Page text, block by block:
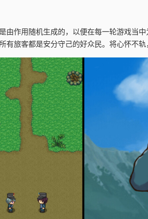
由作用随机生成的，以便在每一轮游戏当
有旅客都是安分守己的好众民。将心怀不